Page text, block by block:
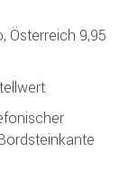
Österreich 9,95